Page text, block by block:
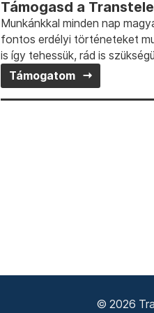
Támogasd a
Munkánkkal minden nap
fontos erdélyi történeteket
is így tehessük, rád is
Támogatom
© 2026